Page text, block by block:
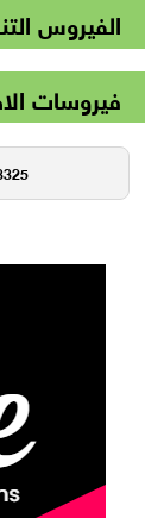
الفيروس
فيروسات